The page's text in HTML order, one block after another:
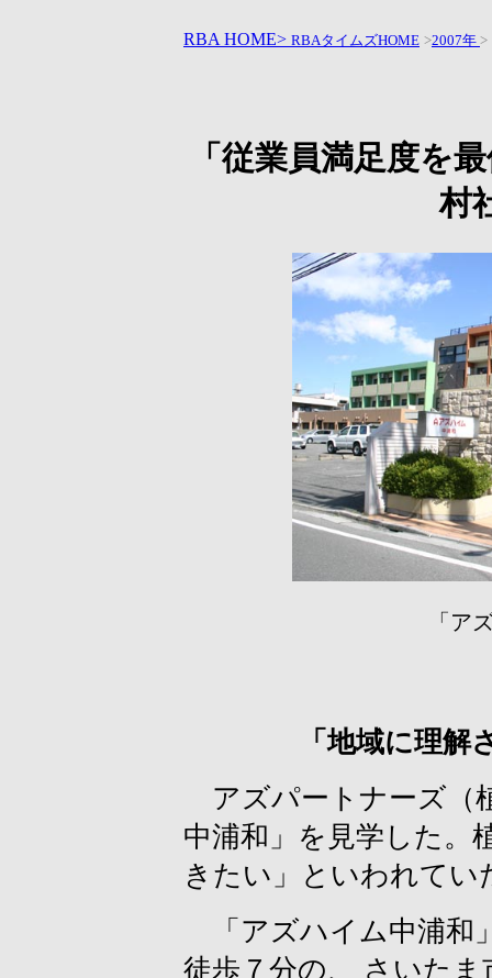
RBA HOME> RBAタイムズHOME >2007年 >
「従業員満足度を
村
「ア
「地域に理解
アズパートナーズ（
中浦和」を見学した。
きたい」といわれてい
「アズハイム中浦和
徒歩７分の、 さいた